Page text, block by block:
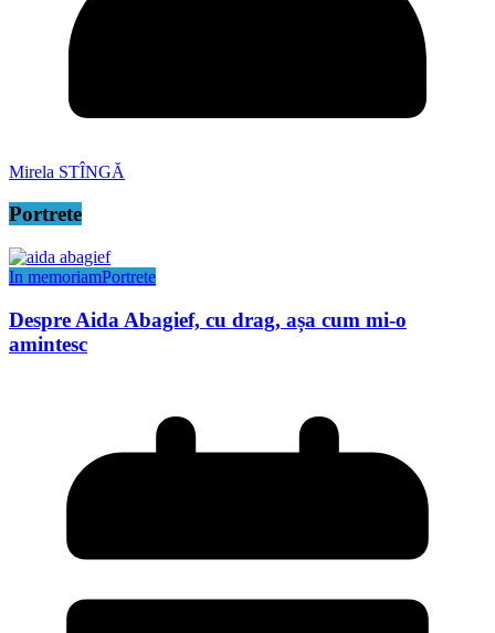
Mirela STÎNGĂ
Portrete
In memoriamPortrete
Despre Aida Abagief, cu drag, așa cum mi-o
amintesc